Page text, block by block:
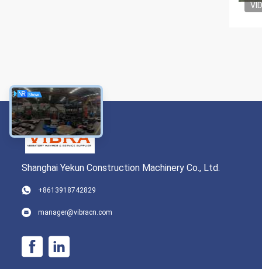
Shanghai Yekun Construction Machinery Co., Ltd.
+8613918742829
manager@vibracn.com